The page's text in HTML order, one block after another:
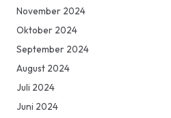
November 2024
Oktober 2024
September 2024
August 2024
Juli 2024
Juni 2024